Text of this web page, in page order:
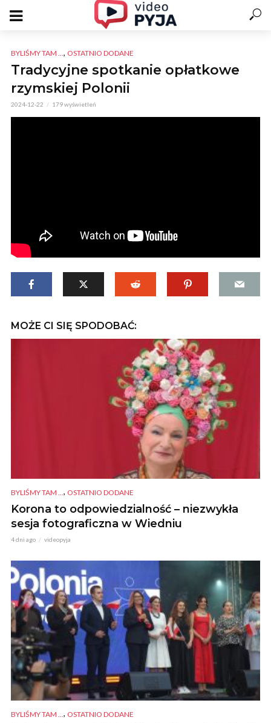
BYLIŚMY TAM ..., OSTATNIO DODANE
Tradycyjne spotkanie opłatkowe
rzymskiej Polonii
2024-12-22 179 wyświetleń
MOŻE CI SIĘ SPODOBAĆ:
BYLIŚMY TAM ... , OSTATNIO DODANE
Korona to odpowiedzialność – niezwykła
sesja fotograficzna w Wiedniu
4 dni ago videopyja
BYLIŚMY TAM ... , OSTATNIO DODANE